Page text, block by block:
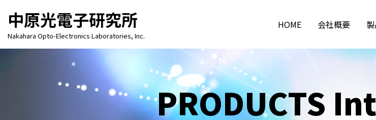
中原光電子研究所
Nakahara Opto-Electronics Laboratories, Inc.
HOME 会社概要
集積型
キャピラリー用ガラス材料 ファイバアレイ用
PRODUCTS